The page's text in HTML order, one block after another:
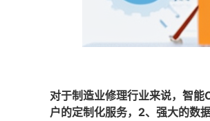
对于制造业修理行业来说，智
户的定制化服务，2、强大的数